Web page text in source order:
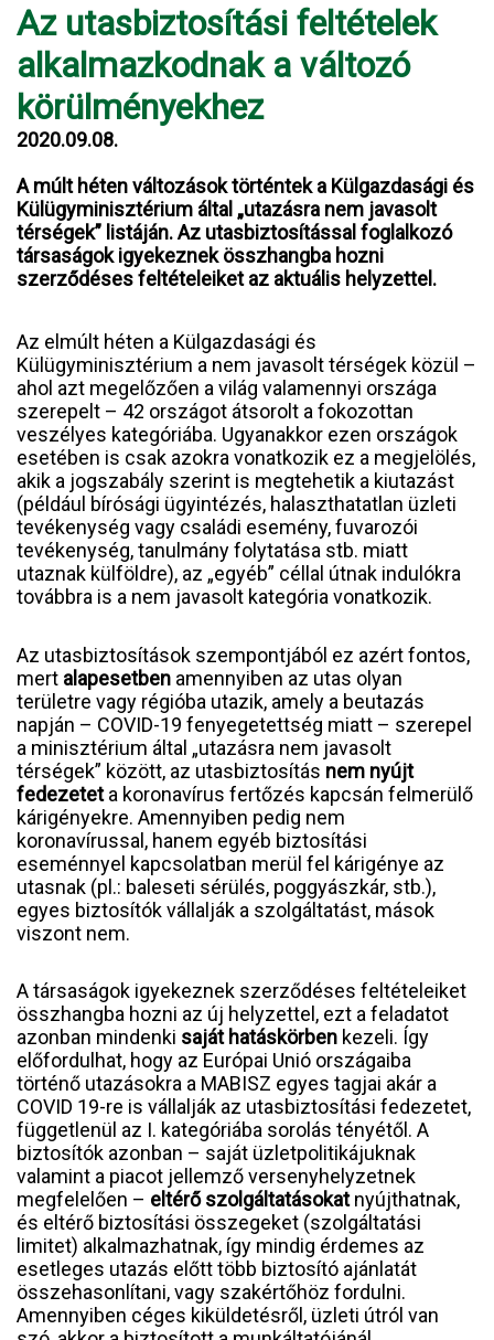
Az utasbiztosítási feltételek
alkalmazkodnak a változó
körülményekhez
2020.09.08.
A múlt héten változások történtek a Külgazdasági és
Külügyminisztérium által „utazásra nem javasolt
térségek” listáján. Az utasbiztosítással foglalkozó
társaságok igyekeznek összhangba hozni
szerződéses feltételeiket az aktuális helyzettel.
Az elmúlt héten a Külgazdasági és
Külügyminisztérium a nem javasolt térségek közül –
ahol azt megelőzően a világ valamennyi országa
szerepelt – 42 országot átsorolt a fokozottan
veszélyes kategóriába. Ugyanakkor ezen országok
esetében is csak azokra vonatkozik ez a megjelölés,
akik a jogszabály szerint is megtehetik a kiutazást
(például bírósági ügyintézés, halaszthatatlan üzleti
tevékenység vagy családi esemény, fuvarozói
tevékenység, tanulmány folytatása stb. miatt
utaznak külföldre), az „egyéb” céllal útnak indulókra
továbbra is a nem javasolt kategória vonatkozik.
Az utasbiztosítások szempontjából ez azért fontos,
mert alapesetben amennyiben az utas olyan
területre vagy régióba utazik, amely a beutazás
napján – COVID-19 fenyegetettség miatt – szerepel
a minisztérium által „utazásra nem javasolt
térségek” között, az utasbiztosítás nem nyújt
fedezeteta koronavírus fertőzés kapcsán felmerülő
kárigényekre. Amennyiben pedig nem
koronavírussal, hanem egyéb biztosítási
eseménnyel kapcsolatban merül fel kárigénye az
utasnak (pl.: baleseti sérülés, poggyászkár, stb.),
egyes biztosítók vállalják a szolgáltatást, mások
viszont nem.
A társaságok igyekeznek szerződéses feltételeiket
összhangba hozni az új helyzettel, ezt a feladatot
azonban mindenki saját hatáskörben kezeli. Így
előfordulhat, hogy az Európai Unió országaiba
történő utazásokra a MABISZ egyes tagjai akár a
COVID 19-re is vállalják az utasbiztosítási fedezetet,
függetlenül az I. kategóriába sorolás tényétől. A
biztosítók azonban – saját üzletpolitikájuknak
valamint a piacot jellemző versenyhelyzetnek
megfelelően – eltérő szolgáltatásokatnyújthatnak,
és eltérő biztosítási összegeket (szolgáltatási
limitet) alkalmazhatnak, így mindig érdemes az
esetleges utazás előtt több biztosító ajánlatát
összehasonlítani, vagy szakértőhöz fordulni.
Amennyiben céges kiküldetésről, üzleti útról van